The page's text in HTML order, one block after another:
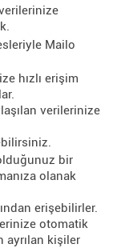
Mailo
hızlı erişim
verilerinize
bir
olanak
erişebilirler.
otomatik
ayrılan kişiler